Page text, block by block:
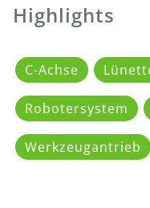
Highlights
C-Achse
Robotersystem
Werkzeugantrieb